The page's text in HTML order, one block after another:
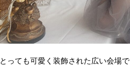
とっても可愛く装飾された広い会場